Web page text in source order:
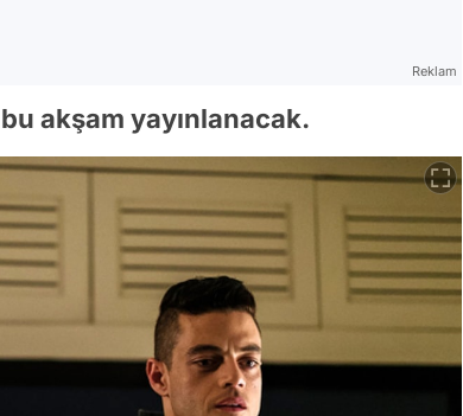
Reklam
akşam yayınlanacak.